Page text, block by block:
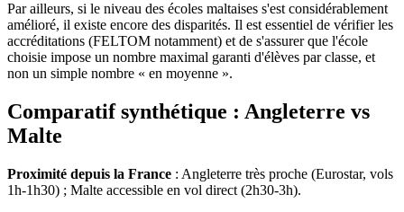
Par ailleurs, si le niveau des écoles maltaises s'est considérablement
amélioré, il existe encore des disparités. Il est essentiel de vérifier les
accréditations (FELTOM notamment) et de s'assurer que l'école
choisie impose un nombre maximal garanti d'élèves par classe, et
non un simple nombre « en moyenne ».
Comparatif synthétique : Angleterre vs
Malte
Proximité depuis la France : Angleterre très proche (Eurostar, vols
1h-1h30) ; Malte accessible en vol direct (2h30-3h).